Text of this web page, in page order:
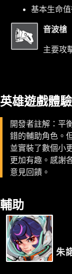
基本生命
音波槍
主要攻
英雄遊戲體
開發者註解：平
錯的輔助角色。
並實裝了數個小
更加有趣。感謝
意見回饋。
輔助
朱